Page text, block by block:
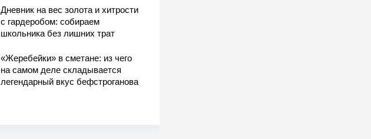
Дневник на вес золота и хитрости
с гардеробом: собираем
школьника без лишних трат
«Жеребейки» в сметане: из чего
на самом деле складывается
легендарный вкус бефстроганова